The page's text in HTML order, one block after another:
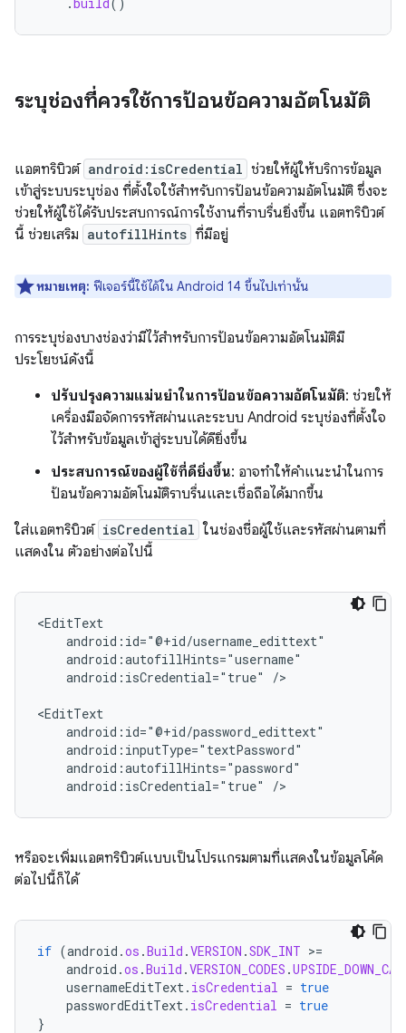
ระบุช่องที่ควรใช้การป้อนข้อความอัตโนมัติ
แอตทริบิวต์ android:isCredential ช่วยให้ผู้ให้บริการข้อมูล
เข้าสู่ระบบระบุช่อง ที่ตั้งใจใช้สำหรับการป้อนข้อความอัตโนมัติ ซึ่งจะ
ช่วยให้ผู้ใช้ได้รับประสบการณ์การใช้งานที่ราบรื่นยิ่งขึ้น แอตทริบิวต์
นี้ ช่วยเสริม autofillHints ที่มีอยู่
หมายเหตุ: ฟีเจอร์นี้ใช้ได้ใน Android 14 ขึ้นไปเท่านั้น
การระบุช่องบางช่องว่ามีไว้สำหรับการป้อนข้อความอัตโนมัติมี
ประโยชน์ดังนี้
ปรับปรุงความแม่นยำในการป้อนข้อความอัตโนมัติ: ช่วยให้
เครื่องมือจัดการรหัสผ่านและระบบ Android ระบุช่องที่ตั้งใจ
ไว้สำหรับข้อมูลเข้าสู่ระบบได้ดียิ่งขึ้น
ประสบการณ์ของผู้ใช้ที่ดียิ่งขึ้น: อาจทำให้คำแนะนำในการ
ป้อนข้อความอัตโนมัติราบรื่นและเชื่อถือได้มากขึ้น
ใส่แอตทริบิวต์ isCredential ในช่องชื่อผู้ใช้และรหัสผ่านตามที่
แสดงใน ตัวอย่างต่อไปนี้
android:isCredential="true"
/>
android:isCredential="true"
หรือจะเพิ่มแอตทริบิวต์แบบเป็นโปรแกรมตามที่แสดงในข้อมูลโค้ด
ต่อไปนี้ก็ได้
if (android .os .Build .VERSION .SDK_INT >=
android .os .Build .VERSION_CODES .
usernameEditText. isCredential = true
passwordEditText. isCredential = true
}